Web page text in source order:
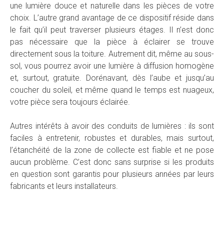
une lumière douce et naturelle dans les pièces de votre
choix. L’autre grand avantage de ce dispositif réside dans
le fait qu’il peut traverser plusieurs étages. Il n’est donc
pas nécessaire que la pièce à éclairer se trouve
directement sous la toiture. Autrement dit, même au sous-
sol, vous pourrez avoir une lumière à diffusion homogène
et, surtout, gratuite. Dorénavant, dès l’aube et jusqu’au
coucher du soleil, et même quand le temps est nuageux,
votre pièce sera toujours éclairée.
Autres intérêts à avoir des conduits de lumières : ils sont
faciles à entretenir, robustes et durables, mais surtout,
l’étanchéité de la zone de collecte est fiable et ne pose
aucun problème. C’est donc sans surprise si les produits
en question sont garantis pour plusieurs années par leurs
fabricants et leurs installateurs.